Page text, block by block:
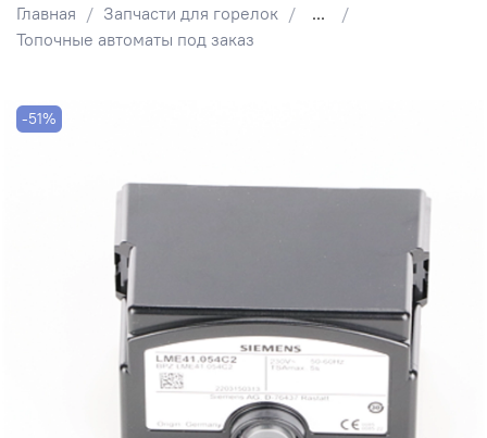
Главная Запчасти для горелок
...
Топочные автоматы под заказ
-51%